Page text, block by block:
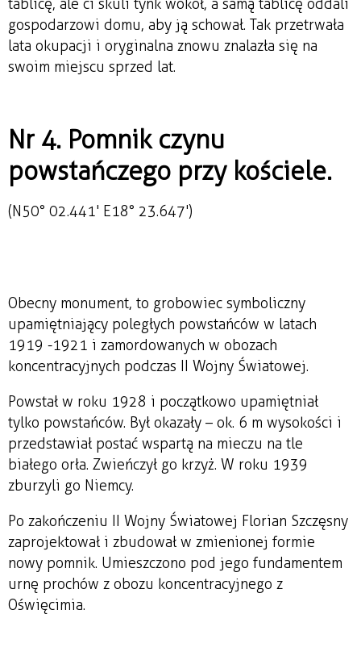
tablicę, ale ci skuli tynk wokół, a samą tablicę oddali
gospodarzowi domu, aby ją schował. Tak przetrwała
lata okupacji i oryginalna znowu znalazła się na
swoim miejscu sprzed lat.
Nr 4. Pomnik czynu
powstańczego przy kościele.
(N50° 02.441' E18° 23.647')
Obecny monument, to grobowiec symboliczny
upamiętniający poległych powstańców w latach
1919 -1921 i zamordowanych w obozach
koncentracyjnych podczas II Wojny Światowej.
Powstał w roku 1928 i początkowo upamiętniał
tylko powstańców. Był okazały – ok. 6 m wysokości i
przedstawiał postać wspartą na mieczu na tle
białego orła. Zwieńczył go krzyż. W roku 1939
zburzyli go Niemcy.
Po zakończeniu II Wojny Światowej Florian Szczęsny
zaprojektował i zbudował w zmienionej formie
nowy pomnik. Umieszczono pod jego fundamentem
urnę prochów z obozu koncentracyjnego z
Oświęcimia.